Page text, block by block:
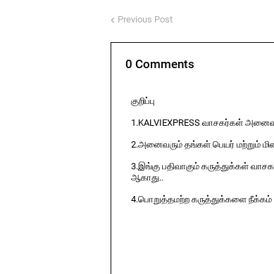
Previous Post
0 Comments
குறிப்பு
1.KALVIEXPRESS வாசகர்கள்
2.அனைவரும் தங்கள் பெயர் மற்றும்
3.இங்கு பதிவாகும் கருத்துக்கள்
ஆகாது..
4.பொறுத்தமற்ற கருத்துக்களை நீக்கம்